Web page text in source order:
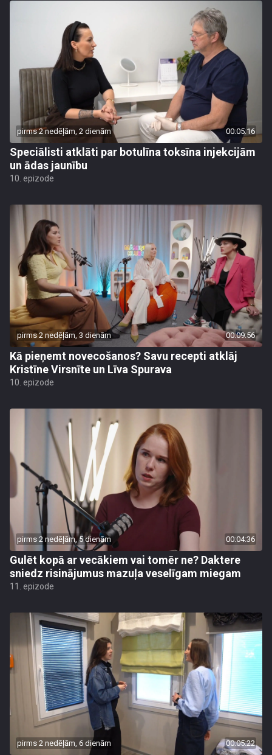
pirms 2 nedēļām, 2 dienām 00:05:16
Speciālisti atklāti par botulīna toksīna injekcijām
un ādas jaunību
10. epizode
pirms 2 nedēļām, 3 dienām 00:09:56
Kā pieņemt novecošanos? Savu recepti atklāj
Kristīne Virsnīte un Līva Spurava
10. epizode
pirms 2 nedēļām, 5 dienām 00:04:36
Gulēt kopā ar vecākiem vai tomēr ne? Daktere
sniedz risinājumus mazuļa veselīgam miegam
11. epizode
pirms 2 nedēļām, 6 dienām 00:05:22